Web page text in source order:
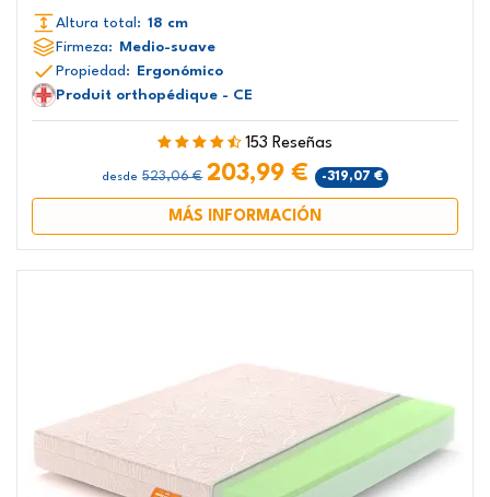
Altura total: 18 cm
Firmeza: Medio-suave
Propiedad: Ergonómico
Produit orthopédique - CE
153 Reseñas
desde 523,06 € 203,99 € -319,07 €
MÁS INFORMACIÓN